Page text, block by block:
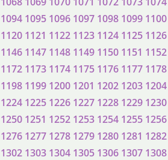
1094 1095 1096 1097 1098 1099 1100
1120 1121 1122 1123 1124 1125 1126
1146 1147 1148 1149 1150 1151 1152
1172 1173 1174 1175 1176 1177 1178
1198 1199 1200 1201 1202 1203 1204
1224 1225 1226 1227 1228 1229 1230
1250 1251 1252 1253 1254 1255 1256
1276 1277 1278 1279 1280 1281 1282
1302 1303 1304 1305 1306 1307 1308